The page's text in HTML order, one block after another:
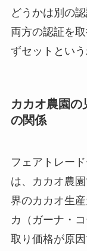
どうかは別の
両方の認証を
ずセットという
カカオ農園の
の関係
フェアトレー
は、カカオ農
界のカカオ生
カ（ガーナ・
取り価格が原